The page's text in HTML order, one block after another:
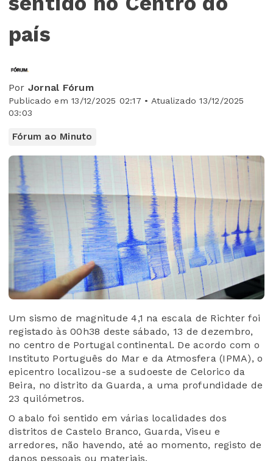
país
Por Jornal Fórum
Publicado em 13/12/2025 02:17 • Atualizado 13/12/2025
03:03
Fórum ao Minuto
Um sismo de magnitude 4,1 na escala de Richter foi
registado às 00h38 deste sábado, 13 de dezembro,
no centro de Portugal continental. De acordo com o
Instituto Português do Mar e da Atmosfera (IPMA), o
epicentro localizou-se a sudoeste de Celorico da
Beira, no distrito da Guarda, a uma profundidade de
23 quilómetros.
O abalo foi sentido em várias localidades dos
distritos de Castelo Branco, Guarda, Viseu e
arredores, não havendo, até ao momento, registo de
danos pessoais ou materiais.